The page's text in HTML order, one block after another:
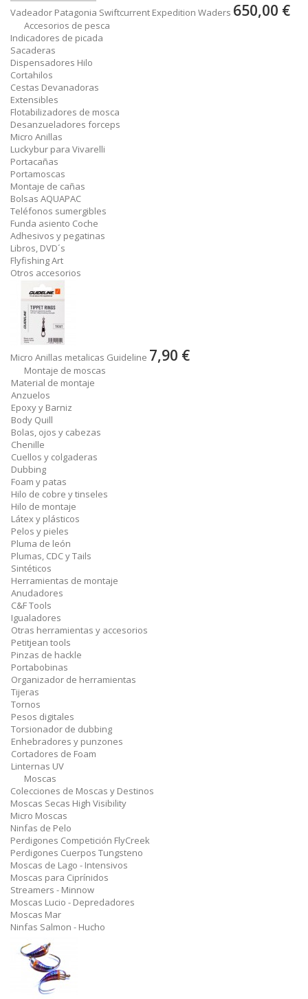
Vadeador Patagonia Swiftcurrent Expedition Waders 650,00 €
Accesorios de pesca
Indicadores de picada
Sacaderas
Dispensadores Hilo
Cortahilos
Cestas Devanadoras
Extensibles
Flotabilizadores de mosca
Desanzueladores forceps
Micro Anillas
Luckybur para Vivarelli
Portacañas
Portamoscas
Montaje de cañas
Bolsas AQUAPAC
Teléfonos sumergibles
Funda asiento Coche
Adhesivos y pegatinas
Libros, DVD´s
Flyfishing Art
Otros accesorios
Micro Anillas metalicas Guideline 7,90 €
Montaje de moscas
Material de montaje
Anzuelos
Epoxy y Barniz
Body Quill
Bolas, ojos y cabezas
Chenille
Cuellos y colgaderas
Dubbing
Foam y patas
Hilo de cobre y tinseles
Hilo de montaje
Látex y plásticos
Pelos y pieles
Pluma de león
Plumas, CDC y Tails
Sintéticos
Herramientas de montaje
Anudadores
C&F Tools
Igualadores
Otras herramientas y accesorios
Petitjean tools
Pinzas de hackle
Portabobinas
Organizador de herramientas
Tijeras
Tornos
Pesos digitales
Torsionador de dubbing
Enhebradores y punzones
Cortadores de Foam
Linternas UV
Moscas
Colecciones de Moscas y Destinos
Moscas Secas High Visibility
Micro Moscas
Ninfas de Pelo
Perdigones Competición FlyCreek
Perdigones Cuerpos Tungsteno
Moscas de Lago - Intensivos
Moscas para Ciprínidos
Streamers - Minnow
Moscas Lucio - Depredadores
Moscas Mar
Ninfas Salmon - Hucho